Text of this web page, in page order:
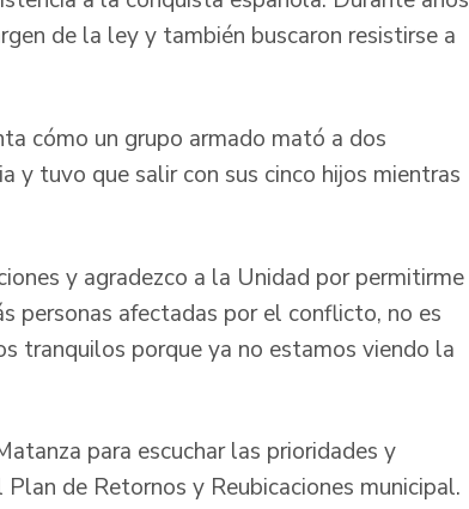
de la ley y también buscaron resistirse a
cómo un grupo armado mató a dos
y tuvo que salir con sus cinco hijos mientras
y agradezco a la Unidad por permitirme
personas afectadas por el conflicto, no es
tranquilos porque ya no estamos viendo la
para escuchar las prioridades y
de Retornos y Reubicaciones municipal.